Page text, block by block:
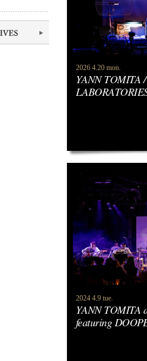
2026 4.20 mon.
YANN TOMITA
2024 4.9 tue.
YANN TOMITA
featuring